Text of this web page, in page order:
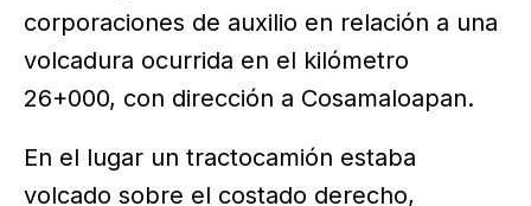
corporaciones de auxilio en relación a una
volcadura ocurrida en el kilómetro
26+000, con dirección a Cosamaloapan.
En el lugar un tractocamión estaba
volcado sobre el costado derecho,